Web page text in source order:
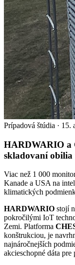
Prípadová štúdia · 15.
HARDWARIO a
skladovaní
Viac než 1 000
Kanade a USA na
klimatických
HARDWARIO stojí
pokročilými IoT
Zemi. Platforma
konštrukciou, je
najnáročnejších
akcieschopné dáta